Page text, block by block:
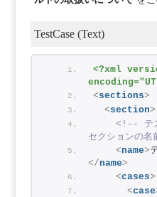
TestCase (Text)
<?xml
<sections>
<section>
<!-- テス
セクションの
<name>
</name>
<cases>
<case